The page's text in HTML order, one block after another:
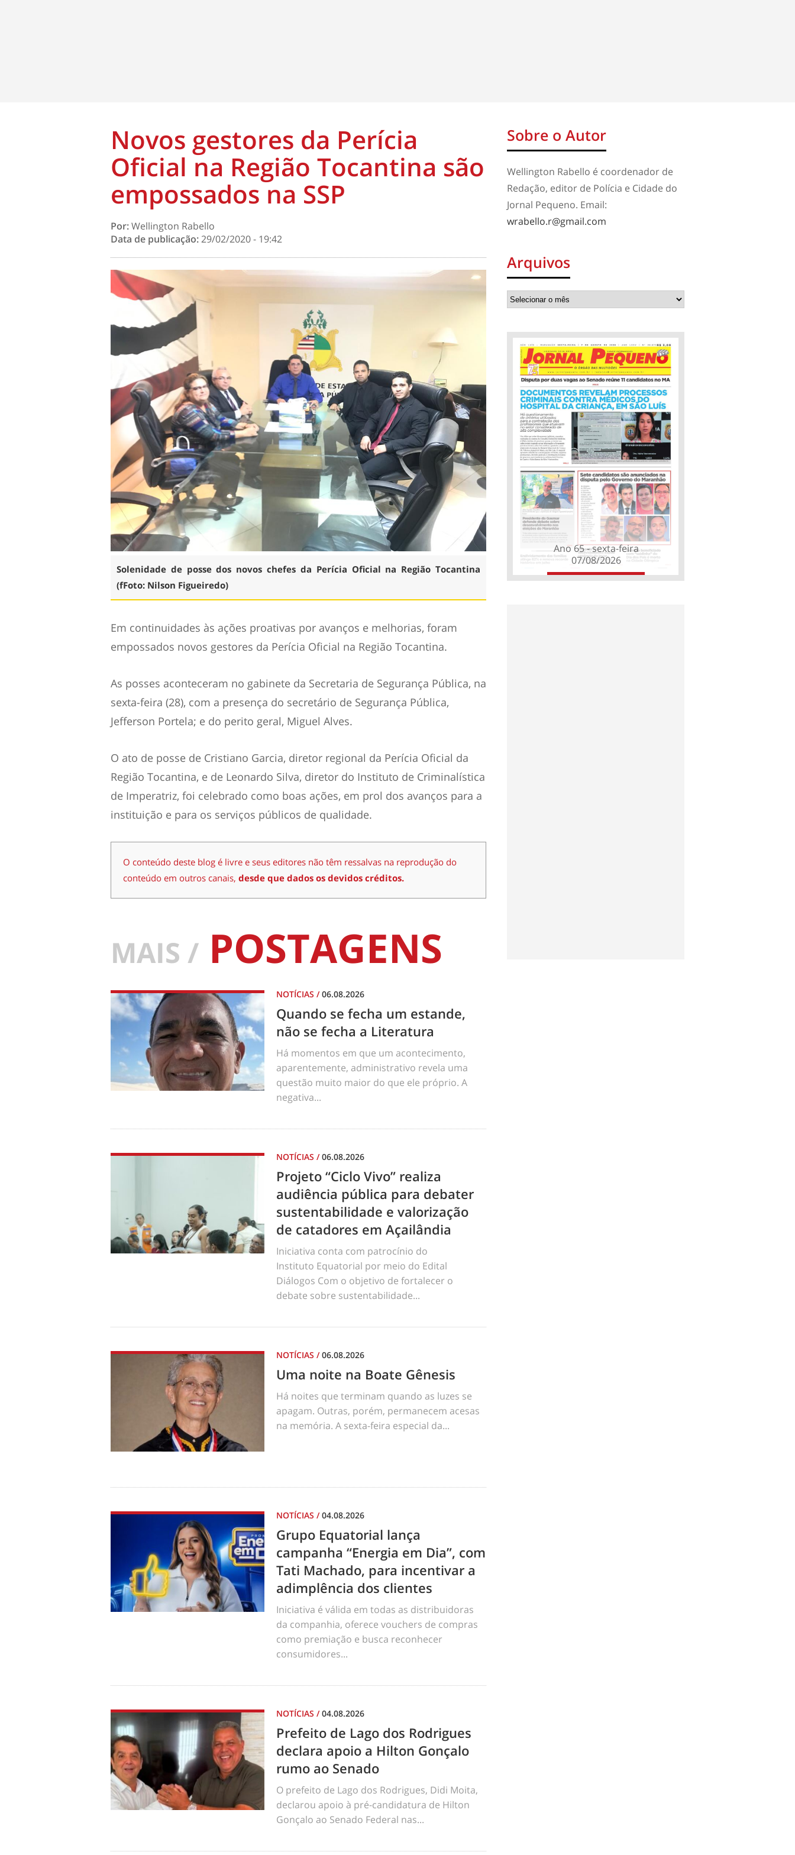
Novos gestores da Perícia
Oficial na Região Tocantina são
empossados na SSP
Por:Wellington Rabello
Data de publicação:29/02/2020 - 19:42
Solenidade de posse dos novos chefes da Perícia Oficial na Região Tocantina
(fFoto: Nilson Figueiredo)
Em continuidades às ações proativas por avanços e melhorias, foram
empossados novos gestores da Perícia Oficial na Região Tocantina.
As posses aconteceram no gabinete da Secretaria de Segurança Pública, na
sexta-feira (28), com a presença do secretário de Segurança Pública,
Jefferson Portela; e do perito geral, Miguel Alves.
O ato de posse de Cristiano Garcia, diretor regional da Perícia Oficial da
Região Tocantina, e de Leonardo Silva, diretor do Instituto de Criminalística
de Imperatriz, foi celebrado como boas ações, em prol dos avanços para a
instituição e para os serviços públicos de qualidade.
O conteúdo deste blog é livre e seus editores não têm ressalvas na reprodução do
conteúdo em outros canais, desde que dados os devidos créditos.
MAIS / POSTAGENS
NOTÍCIAS /06.08.2026
Quando se fecha um estande,
não se fecha a Literatura
Há momentos em que um acontecimento,
aparentemente, administrativo revela uma
questão muito maior do que ele próprio. A
negativa...
NOTÍCIAS /06.08.2026
Projeto “Ciclo Vivo” realiza
audiência pública para debater
sustentabilidade e valorização
de catadores em Açailândia
Iniciativa conta com patrocínio do
Instituto Equatorial por meio do Edital
Diálogos Com o objetivo de fortalecer o
debate sobre sustentabilidade...
NOTÍCIAS /06.08.2026
Uma noite na Boate Gênesis
Há noites que terminam quando as luzes se
apagam. Outras, porém, permanecem acesas
na memória. A sexta-feira especial da...
NOTÍCIAS /04.08.2026
Grupo Equatorial lança
campanha “Energia em Dia”, com
Tati Machado, para incentivar a
adimplência dos clientes
Iniciativa é válida em todas as distribuidoras
da companhia, oferece vouchers de compras
como premiação e busca reconhecer
consumidores...
NOTÍCIAS /04.08.2026
Prefeito de Lago dos Rodrigues
declara apoio a Hilton Gonçalo
rumo ao Senado
O prefeito de Lago dos Rodrigues, Didi Moita,
declarou apoio à pré-candidatura de Hilton
Gonçalo ao Senado Federal nas...
Sobre o Autor
Wellington Rabello é coordenador de
Redação, editor de Polícia e Cidade do
Jornal Pequeno. Email:
wrabello.r@gmail.com
Arquivos
Ano 65 - sexta-feira
07/08/2026